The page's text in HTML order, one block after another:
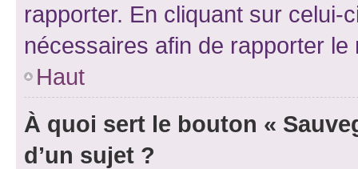
rapporter. En cliquant sur
nécessaires afin de rapporter le
Haut
À quoi sert le bouton «
d’un sujet ?